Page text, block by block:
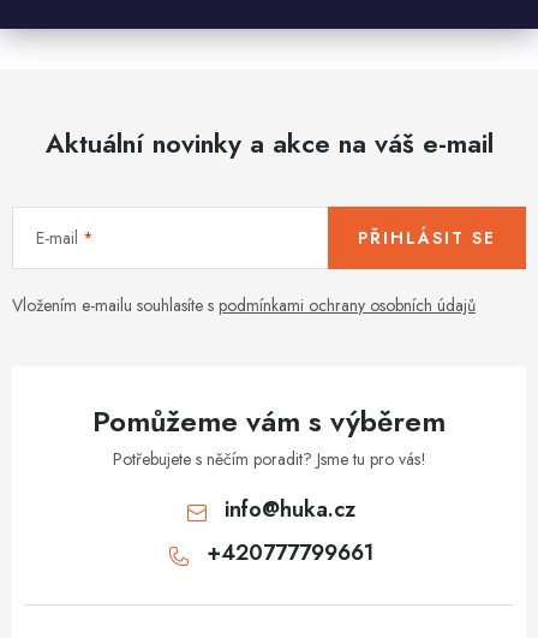
Aktuální novinky a akce na váš e-mail
E-mail
Vložením e-mailu souhlasíte s podmínkami ochrany osobních údajů
PŘIHLÁSIT SE
Pomůžeme vám s výběrem
Potřebujete s něčím poradit? Jsme tu pro vás!
info@huka.cz
+420777799661